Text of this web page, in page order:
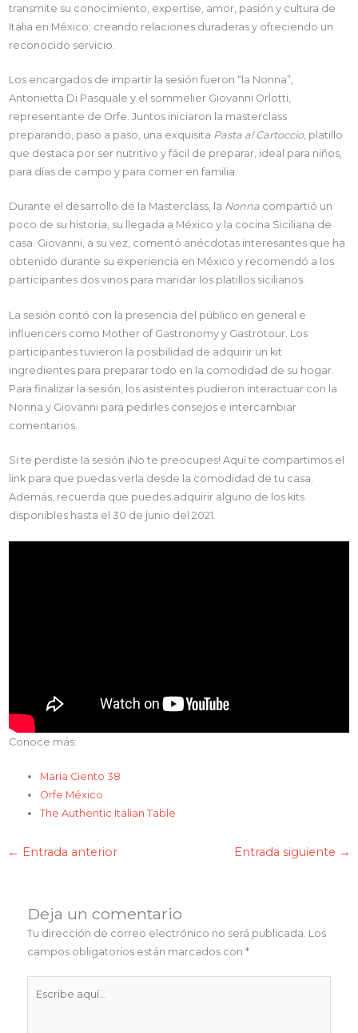
transmite su conocimiento, expertise, amor, pasión y cultura de
Italia en México; creando relaciones duraderas y ofreciendo un
reconocido servicio.
Los encargados de impartir la sesión fueron “la Nonna”,
Antonietta Di Pasquale y el sommelier Giovanni Orlotti,
representante de Orfe. Juntos iniciaron la masterclass
preparando, paso a paso, una exquisita Pasta al Cartoccio, platillo
que destaca por ser nutritivo y fácil de preparar, ideal para niños,
para días de campo y para comer en familia.
Durante el desarrollo de la Masterclass, la Nonna compartió un
poco de su historia, su llegada a México y la cocina Siciliana de
casa. Giovanni, a su vez, comentó anécdotas interesantes que ha
obtenido durante su experiencia en México y recomendó a los
participantes dos vinos para maridar los platillos sicilianos.
La sesión contó con la presencia del público en general e
influencers como Mother of Gastronomy y Gastrotour. Los
participantes tuvieron la posibilidad de adquirir un kit
ingredientes para preparar todo en la comodidad de su hogar.
Para finalizar la sesión, los asistentes pudieron interactuar con la
Nonna y Giovanni para pedirles consejos e intercambiar
comentarios.
Si te perdiste la sesión ¡No te preocupes! Aquí te compartimos el
link para que puedas verla desde la comodidad de tu casa.
Además, recuerda que puedes adquirir alguno de los kits
disponibles hasta el 30 de junio del 2021.
Conoce más:
Maria Ciento 38
Orfe México
The Authentic Italian Table
← Entrada anterior Entrada siguiente →
Deja un comentario
Tu dirección de correo electrónico no será publicada. Los
campos obligatorios están marcados con*